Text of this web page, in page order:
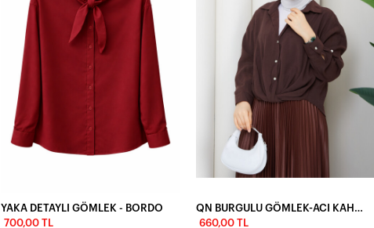
YAKA DETAYLI GÖMLEK - BORDO
700,00 TL
QN BURGULU GÖMLEK-ACI KAHVE
660,00 TL